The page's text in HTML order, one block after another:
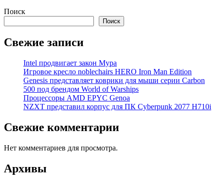
Поиск
Поиск
Свежие записи
Intel продвигает закон Мура
Игровое кресло noblechairs HERO Iron Man Edition
Genesis представляет коврики для мыши серии Carbon
500 под брендом World of Warships
Процессоры AMD EPYC Genoa
NZXT представил корпус для ПК Cyberpunk 2077 H710i
Свежие комментарии
Нет комментариев для просмотра.
Архивы